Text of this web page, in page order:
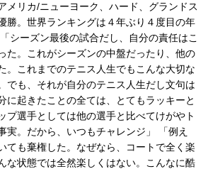
メリカ/ニューヨーク、ハード、グランドス
勝。世界ランキングは４年ぶり４度目の年
シーズン最後の試合だし、自分の責任はこ
た。これがシーズンの中盤だったり、他の
。これまでのテニス人生でもこんな大切な
でも、それが自分のテニス人生だし文句は
に起きたことの全ては、とてもラッキーと
プ選手としては他の選手と比べてけがやト
実。だから、いつもチャレンジ」 「例え
ても棄権した。なぜなら、コートで全く楽
な状態では全然楽しくはない。こんなに酷